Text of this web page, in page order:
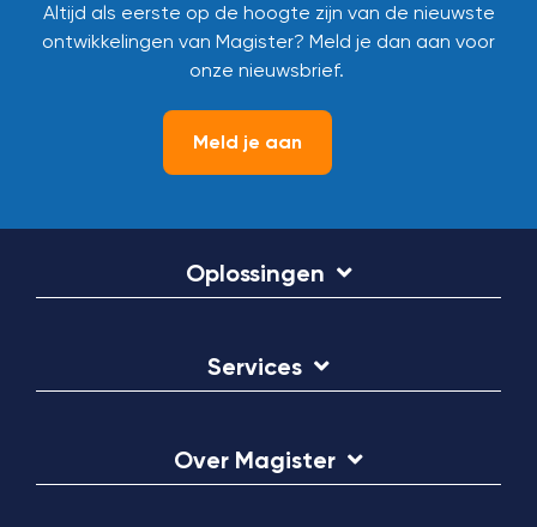
Altijd als eerste op de hoogte zijn van de nieuwste
ontwikkelingen van Magister? Meld je dan aan voor
onze nieuwsbrief.
Meld je aan
Oplossingen
Services
Over Magister